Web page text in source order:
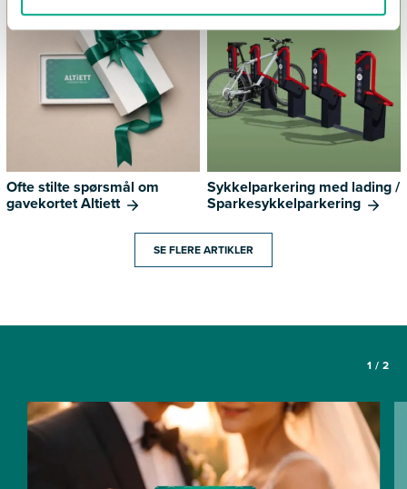
Ofte stilte spørsmål om
gavekortet Altiett
Sykkelparkering med lading /
Sparkesykkelparkering
SE FLERE ARTIKLER
1 / 2